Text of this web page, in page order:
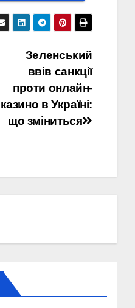
Зеленський
ввів санкції
проти онлайн-
казино в Україні:
що зміниться